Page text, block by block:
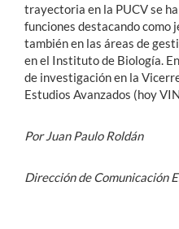
trayectoria en la PUCV se
funciones destacando como
también en las áreas de
en el Instituto de Biología.
de investigación en la
Estudios Avanzados (hoy
Por Juan Paulo Roldán
Dirección de Comunicación